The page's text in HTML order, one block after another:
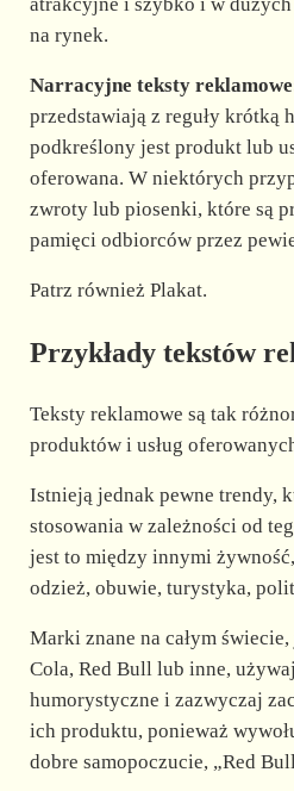
na rynek.
Narracyjne teksty
przedstawiają z reguły krótką
podkreślony jest produkt lub
oferowana. W niektórych
zwroty lub piosenki, które są
pamięci odbiorców przez
Patrz również Plakat.
Przykłady tekstów
Teksty reklamowe są tak
produktów i usług
Istnieją jednak pewne trendy,
stosowania w zależności od
jest to między innymi
odzież, obuwie, turystyka,
Marki znane na całym
Cola, Red Bull lub inne,
humorystyczne i zazwyczaj
ich produktu, ponieważ
dobre samopoczucie, „Red